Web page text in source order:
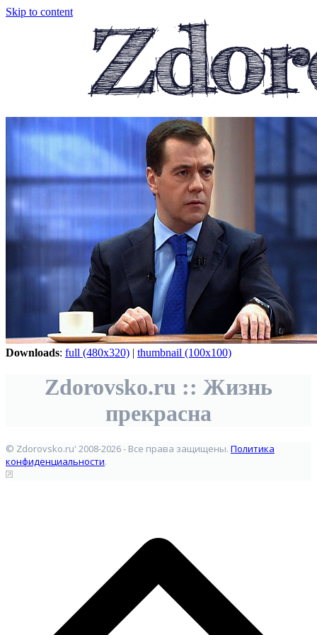
Skip to content
Downloads: full (480x320) | thumbnail (100x100)
Zdorovsko.ru :: Жизнь
прекрасна
© Zdorovsko.ru' 2008-2026 - Все права защищены. Политика
конфиденциальности.